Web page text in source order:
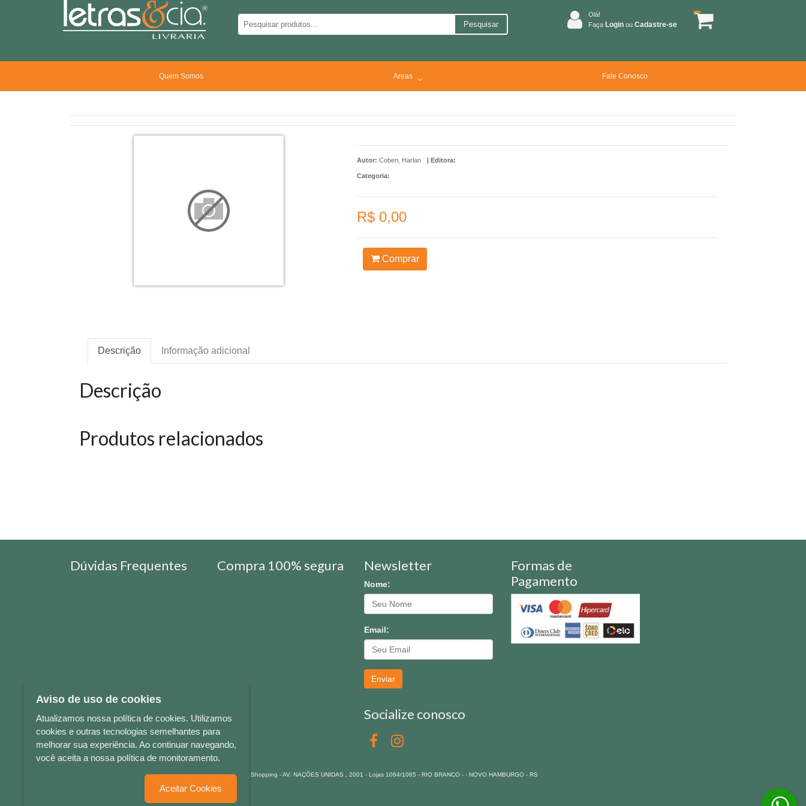
Pesquisar
Olá!
Faça Login ou Cadastre-se
Quem Somos Areas Fale Conosco
Autor: Coben, Harlan | Editora:
Categoria:
R$ 0,00
Comprar
Descrição Informação adicional
Descrição
Produtos relacionados
Dúvidas Frequentes Compra 100% segura Newsletter
Nome:
Email:
Enviar
Socialize conosco
Formas de
Pagamento
LETRAS & CIA - CNPJ n° 88.587.548/0001-20 - Térreo Bourbon Shopping - AV. NAÇÕES UNIDAS , 2001 - Lojas 1064/1065 - RIO BRANCO - - NOVO HAMBURGO - RS
Aviso de uso de cookies
Atualizamos nossa política de cookies. Utilizamos
cookies e outras tecnologias semelhantes para
melhorar sua experiência. Ao continuar navegando,
você aceita a nossa política de monitoramento.
Aceitar Cookies